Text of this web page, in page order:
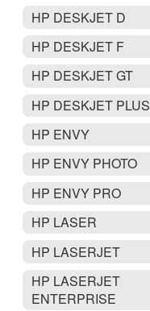
HP DESKJET D
HP DESKJET F
HP DESKJET GT
HP DESKJET PLUS
HP ENVY
HP ENVY PHOTO
HP ENVY PRO
HP LASER
HP LASERJET
HP LASERJET
ENTERPRISE